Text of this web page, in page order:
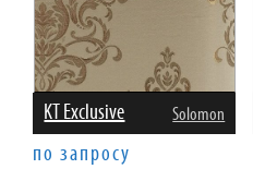
KT Exclusive Solomon
по запросу